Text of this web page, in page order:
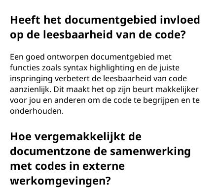
Heeft het documentgebied invloed
op de leesbaarheid van de code?
Een goed ontworpen documentgebied met
functies zoals syntax highlighting en de juiste
inspringing verbetert de leesbaarheid van code
aanzienlijk. Dit maakt het op zijn beurt makkelijker
voor jou en anderen om de code te begrijpen en te
onderhouden.
Hoe vergemakkelijkt de
documentzone de samenwerking
met codes in externe
werkomgevingen?